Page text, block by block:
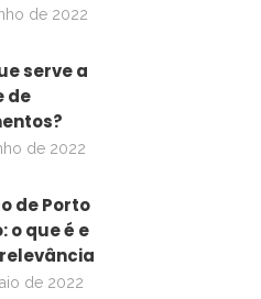
de 2022
serve a
de
de 2022
de Porto
o que é e
de 2022